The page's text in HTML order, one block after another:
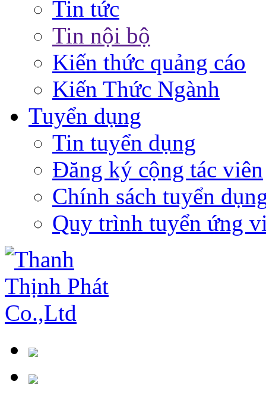
Tin tức
Tin nội bộ
Kiến thức quảng cáo
Kiến Thức Ngành
Tuyển dụng
Tin tuyển dụng
Đăng ký cộng tác viên
Chính sách tuyển
Quy trình tuyển ứng